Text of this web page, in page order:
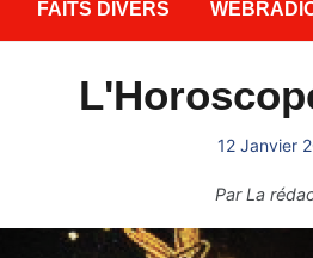
FAITS DIVERS
12 Janvier
ParLa